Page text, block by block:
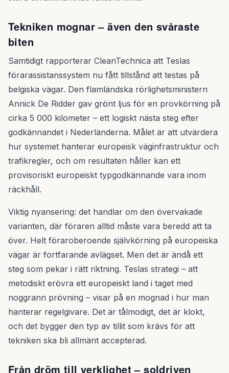
Tekniken mognar – även den svåraste
biten
Samtidigt rapporterar CleanTechnica att Teslas
förarassistanssystem nu fått tillstånd att testas på
belgiska vägar. Den flamländska rörlighetsministern
Annick De Ridder gav grönt ljus för en provkörning på
cirka 5 000 kilometer – ett logiskt nästa steg efter
godkännandet i Nederländerna. Målet är att utvärdera
hur systemet hanterar europeisk väginfrastruktur och
trafikregler, och om resultaten håller kan ett
provisoriskt europeiskt typgodkännande vara inom
räckhåll.
Viktig nyansering: det handlar om den övervakade
varianten, där föraren alltid måste vara beredd att ta
över. Helt föraroberoende självkörning på europeiska
vägar är fortfarande avlägset. Men det är ändå ett
steg som pekar i rätt riktning. Teslas strategi – att
metodiskt erövra ett europeiskt land i taget med
noggrann prövning – visar på en mognad i hur man
hanterar regelgivare. Det är tålmodigt, det är klokt,
och det bygger den typ av tillit som krävs för att
tekniken ska bli allmänt accepterad.
Från dröm till verklighet – soldriven